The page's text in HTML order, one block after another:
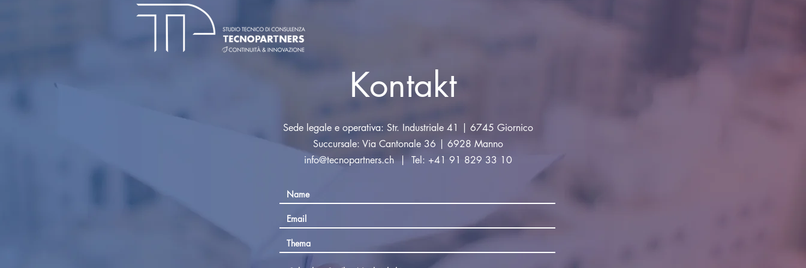
-18conf/bancale
Kontakt
Sede legale e operativa: Str. Industriale 41 | 6745 Giornico
Succursale: Via Cantonale 36 | 6928 Manno
info@tecnopartners.ch| Tel: +41 91 829 33 10